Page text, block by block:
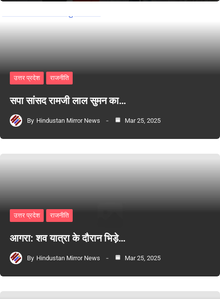
उत्तर प्रदेश राजनीति
सपा सांसद रामजी लाल सुमन का…
By Hindustan Mirror News Mar 25, 2025
उत्तर प्रदेश राजनीति
आगरा: शव यात्रा के दौरान भिड़े…
By Hindustan Mirror News Mar 25, 2025